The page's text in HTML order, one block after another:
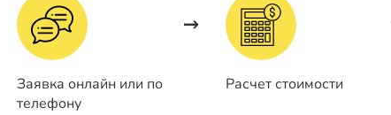
Заявка онлайн или по
телефону
Расчет стоимости